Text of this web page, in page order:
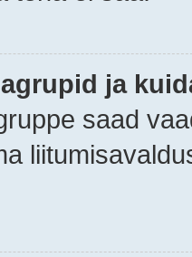
ja
saad